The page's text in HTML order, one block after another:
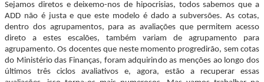
Sejamos diretos e deixemo-nos de hipocrisias, todos sabemos que a
ADD não é justa e que este modelo é dado a subversões. As cotas,
dentro dos agrupamentos, para as avaliações que permitem acesso
direto a estes escalões, também variam de agrupamento para
agrupamento. Os docentes que neste momento progredirão, sem cotas
do Ministério das Finanças, foram adquirindo as menções ao longo dos
últimos três ciclos avaliativos e, agora, estão a recuperar essas